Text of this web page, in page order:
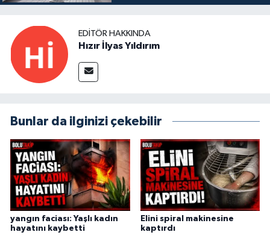
EDITÖR HAKKINDA
Hızır İlyas Yıldırım
Bunlar da ilginizi çekebilir
yangın faciası: Yaşlı kadın
hayatını kaybetti
Elini spiral makinesine
kaptırdı